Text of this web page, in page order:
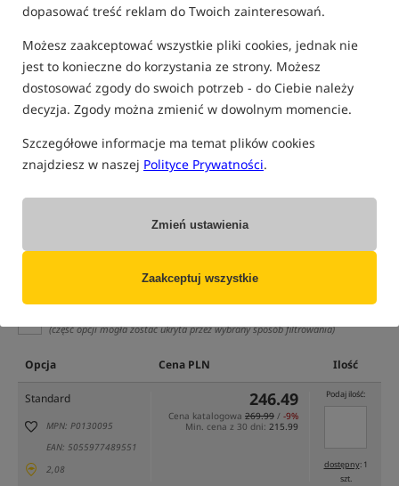
dopasować treść reklam do Twoich zainteresowań.
Możesz zaakceptować wszystkie pliki cookies, jednak nie
jest to konieczne do korzystania ze strony. Możesz
dostosować zgody do swoich potrzeb - do Ciebie należy
decyzja. Zgody można zmienić w dowolnym momencie.
Szczegółowe informacje ma temat plików cookies
znajdziesz w naszej Polityce Prywatności.
Zmień ustawienia
Zaakceptuj wszystkie
(część opcji mogła zostać ukryta przez wybrany sposób filtrowania)
Opcja Cena PLN Ilość
Standard
MPN: P0130095
EAN: 5055977489551
2,08
246.49
Cena katalogowa 269.99 / -9%
Min. cena z 30 dni: 215.99
Podaj ilość:
dostępny: 1
szt.